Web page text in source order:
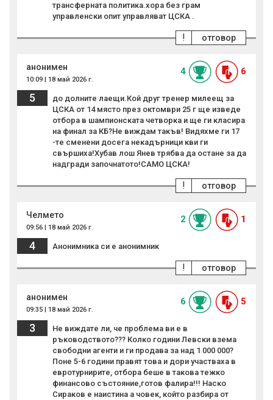
трансферната политика.хора без грам
управленски опит управляват ЦСКА .
отговор
!
анонимен
10:09 | 18 май 2026 г.
4 6
5
до долните лаещи.Кой друг тренер милеещ за
ЦСКА от 14 място през октомври 25 г ще изведе
отбора в шампионската четворка и ще ги класира
на финал за КБ?Не виждам такъв! Видяхме ги 17
-те сменени досега некадърници кви ги
свършиха!Хубав лош Янев трябва да остане за да
надгради започнатото!САМО ЦСКА!
отговор
!
Челмето
09:56 | 18 май 2026 г.
2 1
4 Анонимника си е анонимник
отговор
!
анонимен
09:35 | 18 май 2026 г.
6 5
3
Не виждате ли, че проблема ви е в
ръководството??? Колко години Левски взема
свободни агенти и ги продава за над 1 000 000?
Поне 5-6 години правят това и дори участваха в
евротурнирите, отбора беше в такова тежко
финансово състояние,готов фалира!!! Наско
Сираков е наистина а човек, който разбира от